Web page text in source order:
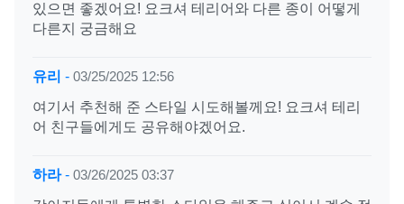
있으면 좋겠어요! 요크셔 테리어와 다른 종이 어떻게
다른지 궁금해요
유리 - 03/25/2025 12:56
여기서 추천해 준 스타일 시도해볼께요! 요크셔 테리
어 친구들에게도 공유해야겠어요.
하라- 03/26/2025 03:37